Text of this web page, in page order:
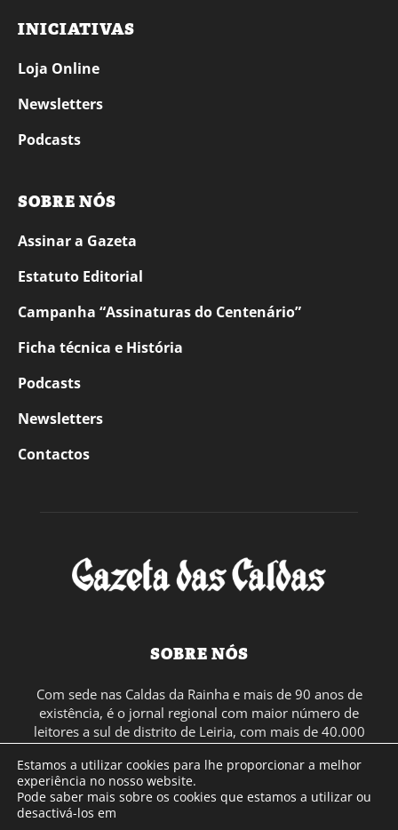
INICIATIVAS
Loja Online
Newsletters
Podcasts
SOBRE NÓS
Assinar a Gazeta
Estatuto Editorial
Campanha “Assinaturas do Centenário”
Ficha técnica e História
Podcasts
Newsletters
Contactos
SOBRE NÓS
Com sede nas Caldas da Rainha e mais de 90 anos de
existência, é o jornal regional com maior número de
leitores a sul de distrito de Leiria, com mais de 40.000
em Portugal Continental e assinatura online.
Estamos a utilizar cookies para lhe proporcionar a melhor
experiência no nosso website.
Pode saber mais sobre os cookies que estamos a utilizar ou
desactivá-los em